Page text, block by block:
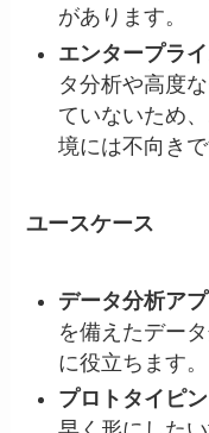
があります。
エンタープラ
タ分析や高度
ていないため
境には不向きで
ユースケース
データ分析ア
を備えたデー
に役立ちます。
プロトタイピ